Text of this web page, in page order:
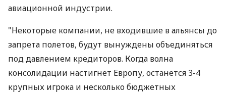
авиационной индустрии.
"Некоторые компании, не входившие в альянсы до
запрета полетов, будут вынуждены объединяться
под давлением кредиторов. Когда волна
консолидации настигнет Европу, останется 3-4
крупных игрока и несколько бюджетных